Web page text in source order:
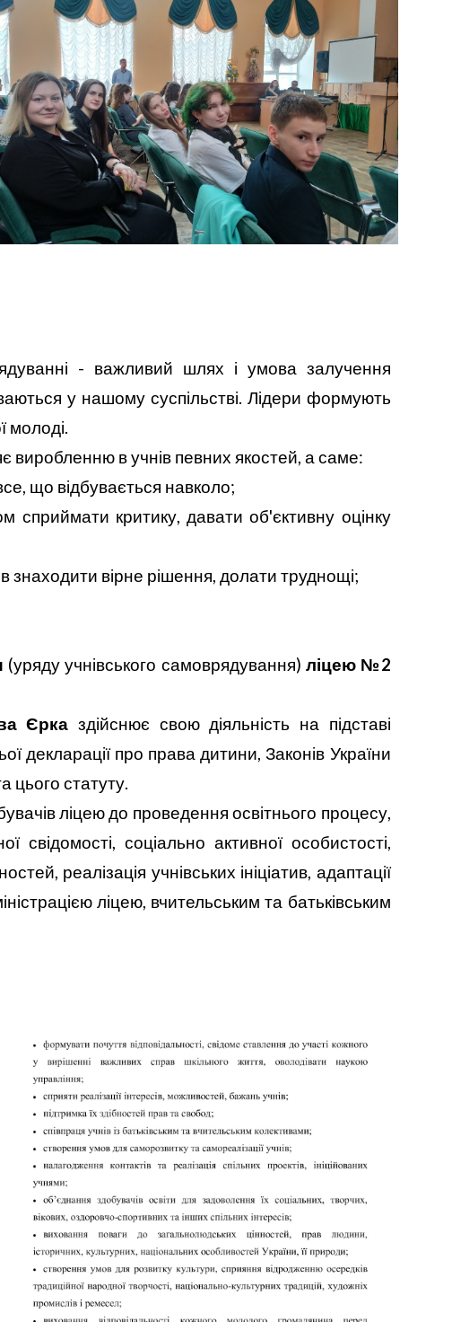
- важливий шлях і умова залучення
у нашому суспільстві. Лідери формують
молоді.
виробленню в учнів певних якостей, а саме:
що відбувається навколо;
сприймати критику, давати об'єктивну оцінку
знаходити вірне рішення, долати труднощі;
(уряду учнівського самоврядування) ліцею №2
Єрка здійснює свою діяльність на підставі
декларації про права дитини, Законів України
цього статуту.
ліцею до проведення освітнього процесу,
соціально активної особистості,
реалізація учнівських ініціатив, адаптації
ліцею, вчительським та батьківським